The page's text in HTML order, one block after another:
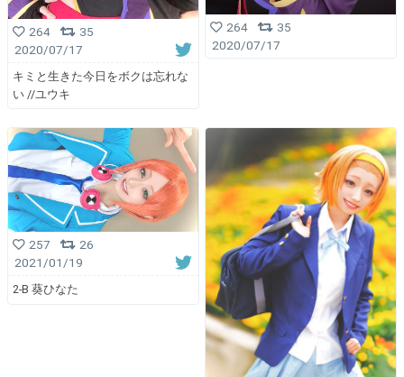
264
35
2020/07/17
キミと生きた今日をボクは忘れな
い //ユウキ
264
35
2020/07/17
257
26
2021/01/19
2-B 葵ひなた